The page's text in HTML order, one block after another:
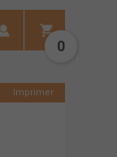
0
Imprimer